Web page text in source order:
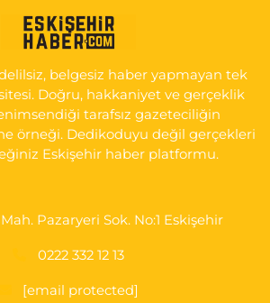
CAD. NO:35 A HAVA HASTANESİ
AİLE SAĞLIĞI MERKEZİ KARŞISI
Yol Tarifi Albelgesiz haber yapmayan tek
Doğru, hakkaniyet ve gerçeklik
tarafsız gazeteciliğin
örneği. Dedikoduyu değil gerçekleri
Eskişehir haber platformu.
Pazaryeri Sok. No:1 Eskişehir
0222 332 12 13
[email protected]